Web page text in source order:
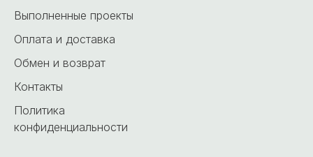
Выполненные проекты
Оплата и доставка
Обмен и возврат
Контакты
Политика
конфиденциальности